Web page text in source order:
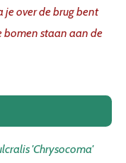
n
g
je over de brug bent
bomen staan aan de
'Chrysocoma'